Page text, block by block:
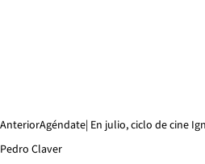
AnteriorAgéndate| En julio, ciclo de cine
Pedro Claver